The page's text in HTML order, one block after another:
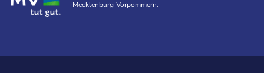
Mecklenburg-Vorpommern.